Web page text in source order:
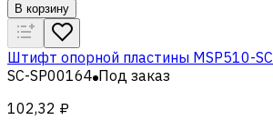
В корзину
Штифт опорной пластины MSP510-SC
SC-SP00164 Под заказ
102,32 ₽